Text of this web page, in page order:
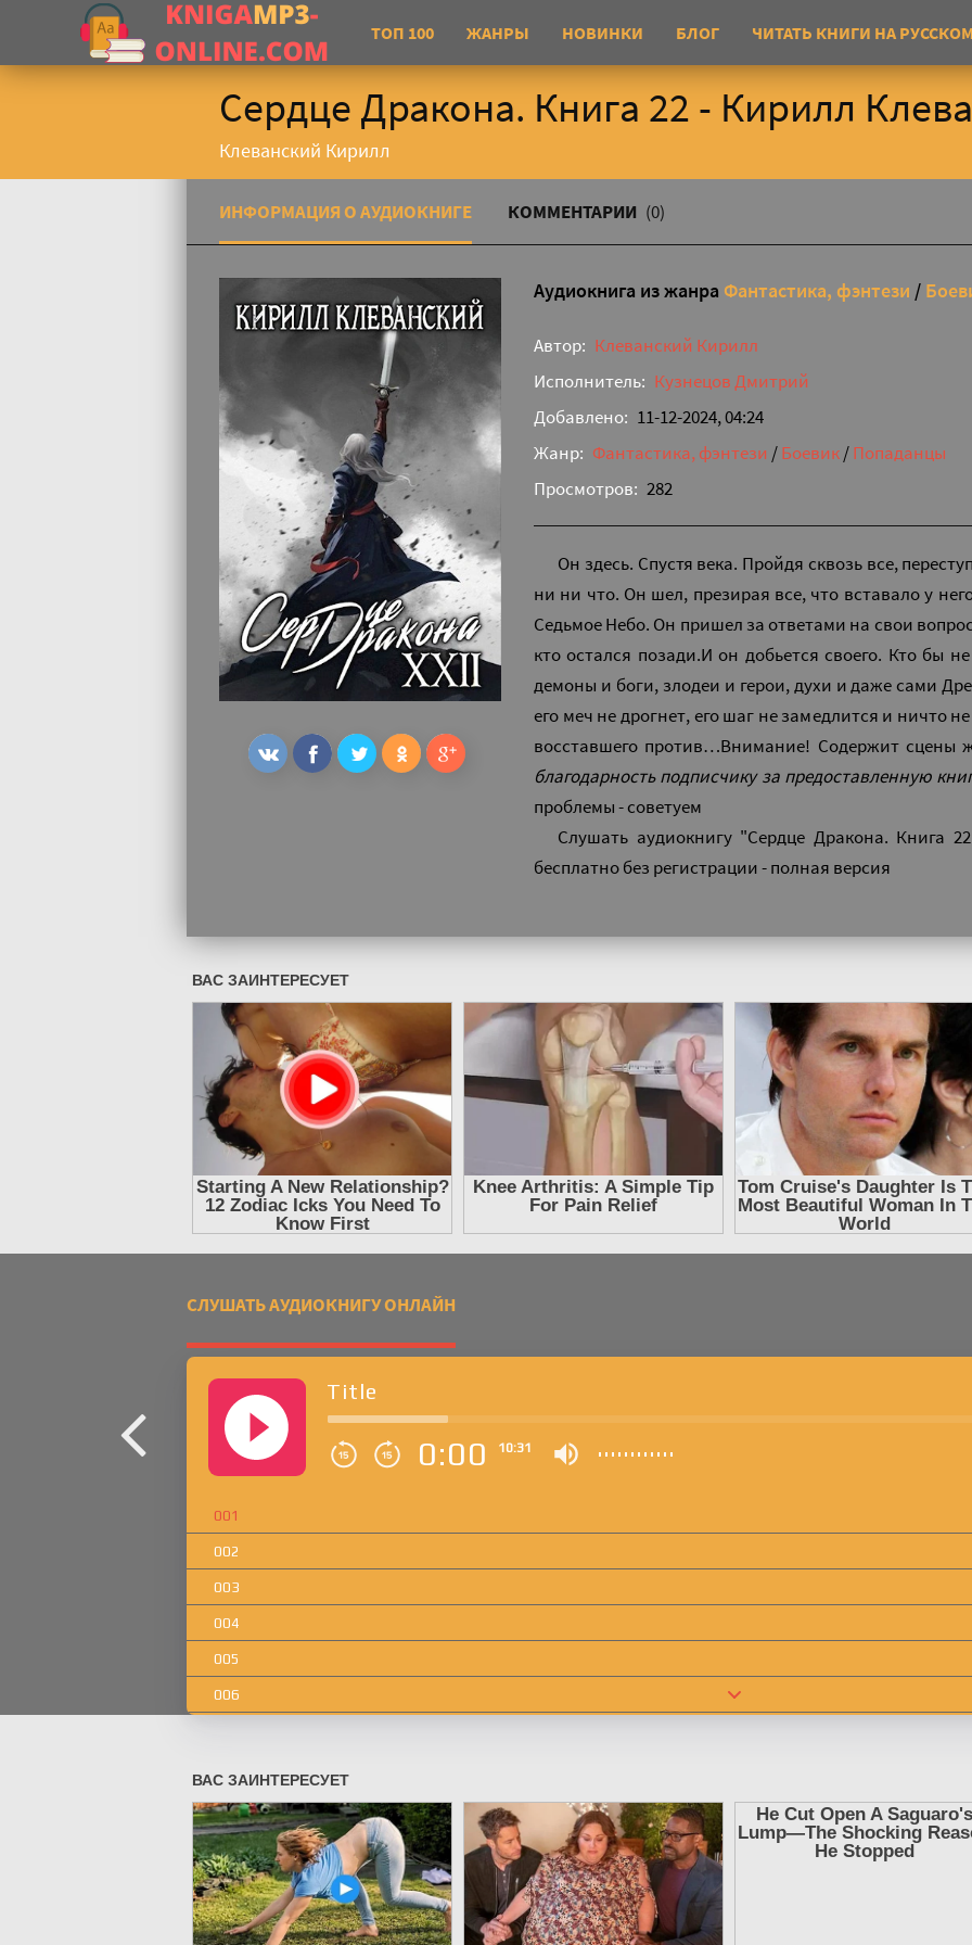
ТОП 100 ЖАНРЫ НОВИНКИ БЛОГ ЧИТАТЬ КНИГИ НА
Сердце Дракона. Книга 22 - Кирилл
Клеванский Кирилл
ИНФОРМАЦИЯ О АУДИОКНИГЕ КОММЕНТАРИИ (0)
Аудиокнига из жанра Фантастика, фэнтези /
Автор: Клеванский Кирилл
Исполнитель: Кузнецов Дмитрий
Добавлено: 11-12-2024, 04:24
Жанр: Фантастика, фэнтези /Боевик/Попаданцы
Просмотров: 282
Он здесь. Спустя века. Пройдя сквозь все,
ни ни что. Он шел, презирая все, что вставало у
Седьмое Небо. Он пришел за ответами на свои
кто остался позади.И он добьется своего. Кто бы
демоны и боги, злодеи и герои, духи и даже сами
его меч не дрогнет, его шаг не замедлится и ничто
восставшего против…Внимание! Содержит сцены
благодарность подписчику за предоставленную
проблемы - советуем
Слушать аудиокнигу "Сердце Дракона. Книга
бесплатно без регистрации - полная версия
СЛУШАТЬ АУДИОКНИГУ ОНЛАЙН
Title
0:00 10:31
001
002
003
004
005
006
009
010
011
012